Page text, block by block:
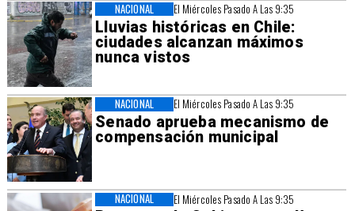
El Miércoles Pasado A Las 9:35
Lluvias históricas en Chile:
ciudades alcanzan máximos
nunca vistos
NACIONAL
El Miércoles Pasado A Las 9:35
Senado aprueba mecanismo de
compensación municipal
NACIONAL
El Miércoles Pasado A Las 9:35
NACIONAL